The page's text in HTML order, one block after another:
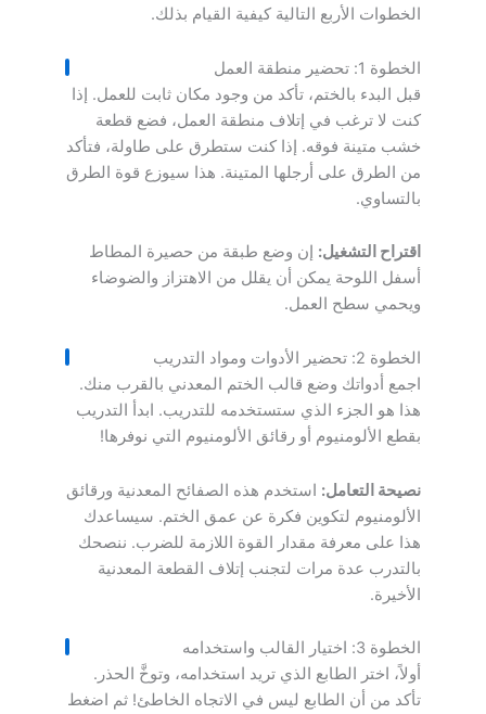
الخطوات الأربع التالية كيفية القيام بذلك.
الخطوة 1: تحضير منطقة العمل
قبل البدء بالختم، تأكد من وجود مكان ثابت للعمل. إذا
كنت لا ترغب في إتلاف منطقة العمل، فضع قطعة
خشب متينة فوقه. إذا كنت ستطرق على طاولة، فتأكد
من الطرق على أرجلها المتينة. هذا سيوزع قوة الطرق
بالتساوي.
اقتراح التشغيل: إن وضع طبقة من حصيرة المطاط
أسفل اللوحة يمكن أن يقلل من الاهتزاز والضوضاء
ويحمي سطح العمل.
الخطوة 2: تحضير الأدوات ومواد التدريب
اجمع أدواتك وضع قالب الختم المعدني بالقرب منك.
هذا هو الجزء الذي ستستخدمه للتدريب. ابدأ التدريب
بقطع الألومنيوم أو رقائق الألومنيوم التي نوفرها!
نصيحة التعامل: استخدم هذه الصفائح المعدنية ورقائق
الألومنيوم لتكوين فكرة عن عمق الختم. سيساعدك
هذا على معرفة مقدار القوة اللازمة للضرب. ننصحك
بالتدرب عدة مرات لتجنب إتلاف القطعة المعدنية
الأخيرة.
الخطوة 3: اختيار القالب واستخدامه
أولاً، اختر الطابع الذي تريد استخدامه، وتوخَّ الحذر.
تأكد من أن الطابع ليس في الاتجاه الخاطئ! ثم اضغط